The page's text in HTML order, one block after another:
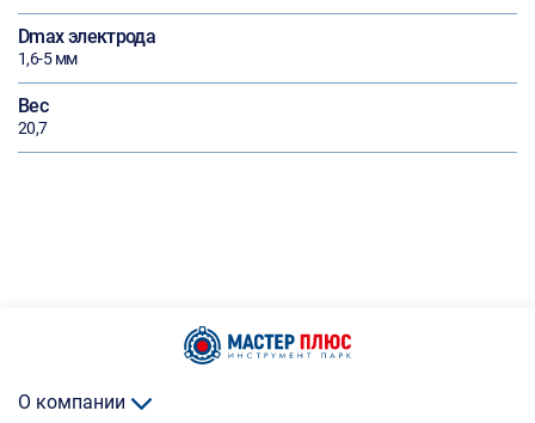
Dmax электрода
1,6-5 мм
Вес
20,7
О компании